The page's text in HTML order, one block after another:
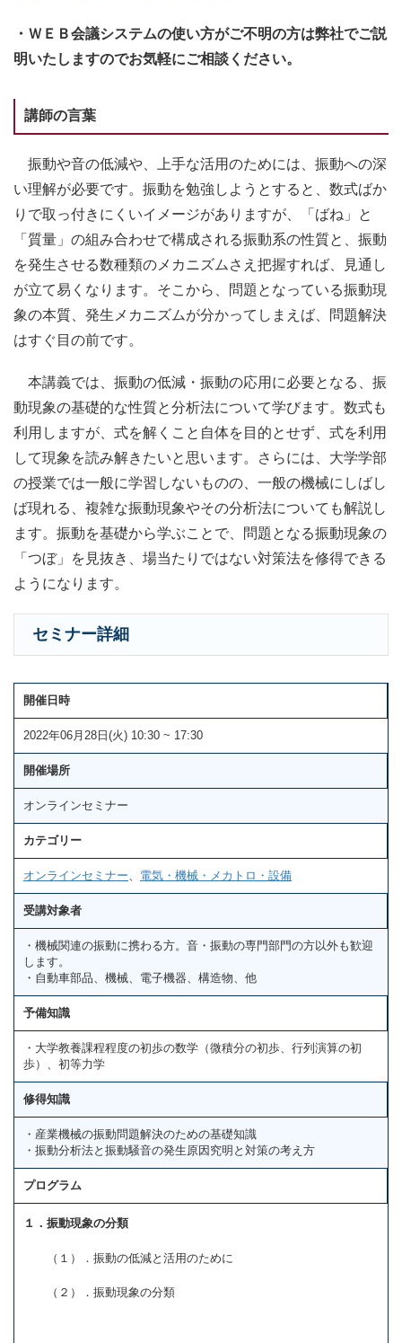
・ＷＥＢ会議システムの使い方がご不明の方は弊社でご説
明いたしますのでお気軽にご相談ください。
講師の言葉
振動や音の低減や、上手な活用のためには、振動への深
い理解が必要です。振動を勉強しようとすると、数式ばか
りで取っ付きにくいイメージがありますが、「ばね」と
「質量」の組み合わせで構成される振動系の性質と、振動
を発生させる数種類のメカニズムさえ把握すれば、見通し
が立て易くなります。そこから、問題となっている振動現
象の本質、発生メカニズムが分かってしまえば、問題解決
はすぐ目の前です。
本講義では、振動の低減・振動の応用に必要となる、振
動現象の基礎的な性質と分析法について学びます。数式も
利用しますが、式を解くこと自体を目的とせず、式を利用
して現象を読み解きたいと思います。さらには、大学学部
の授業では一般に学習しないものの、一般の機械にしばし
ば現れる、複雑な振動現象やその分析法についても解説し
ます。振動を基礎から学ぶことで、問題となる振動現象の
「つぼ」を見抜き、場当たりではない対策法を修得できる
ようになります。
セミナー詳細
開催日時
2022年06月28日(火) 10:30 ~ 17:30
開催場所
オンラインセミナー
カテゴリー
オンラインセミナー、 電気・機械・メカトロ・設備
受講対象者
・機械関連の振動に携わる方。音・振動の専門部門の方以外も歓迎
します。
・自動車部品、機械、電子機器、構造物、他
予備知識
・大学教養課程程度の初歩の数学（微積分の初歩、行列演算の初
歩）、初等力学
修得知識
・産業機械の振動問題解決のための基礎知識
・振動分析法と振動騒音の発生原因究明と対策の考え方
プログラム
１．振動現象の分類
（１）．振動の低減と活用のために
（２）．振動現象の分類